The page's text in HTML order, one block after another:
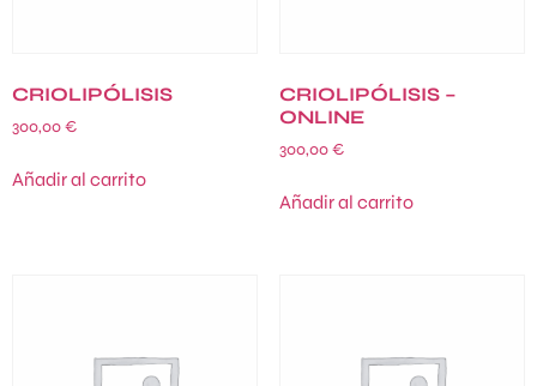
CRIOLIPÓLISIS
300,00€
Añadir al carrito
CRIOLIPÓLISIS –
ONLINE
300,00€
Añadir al carrito